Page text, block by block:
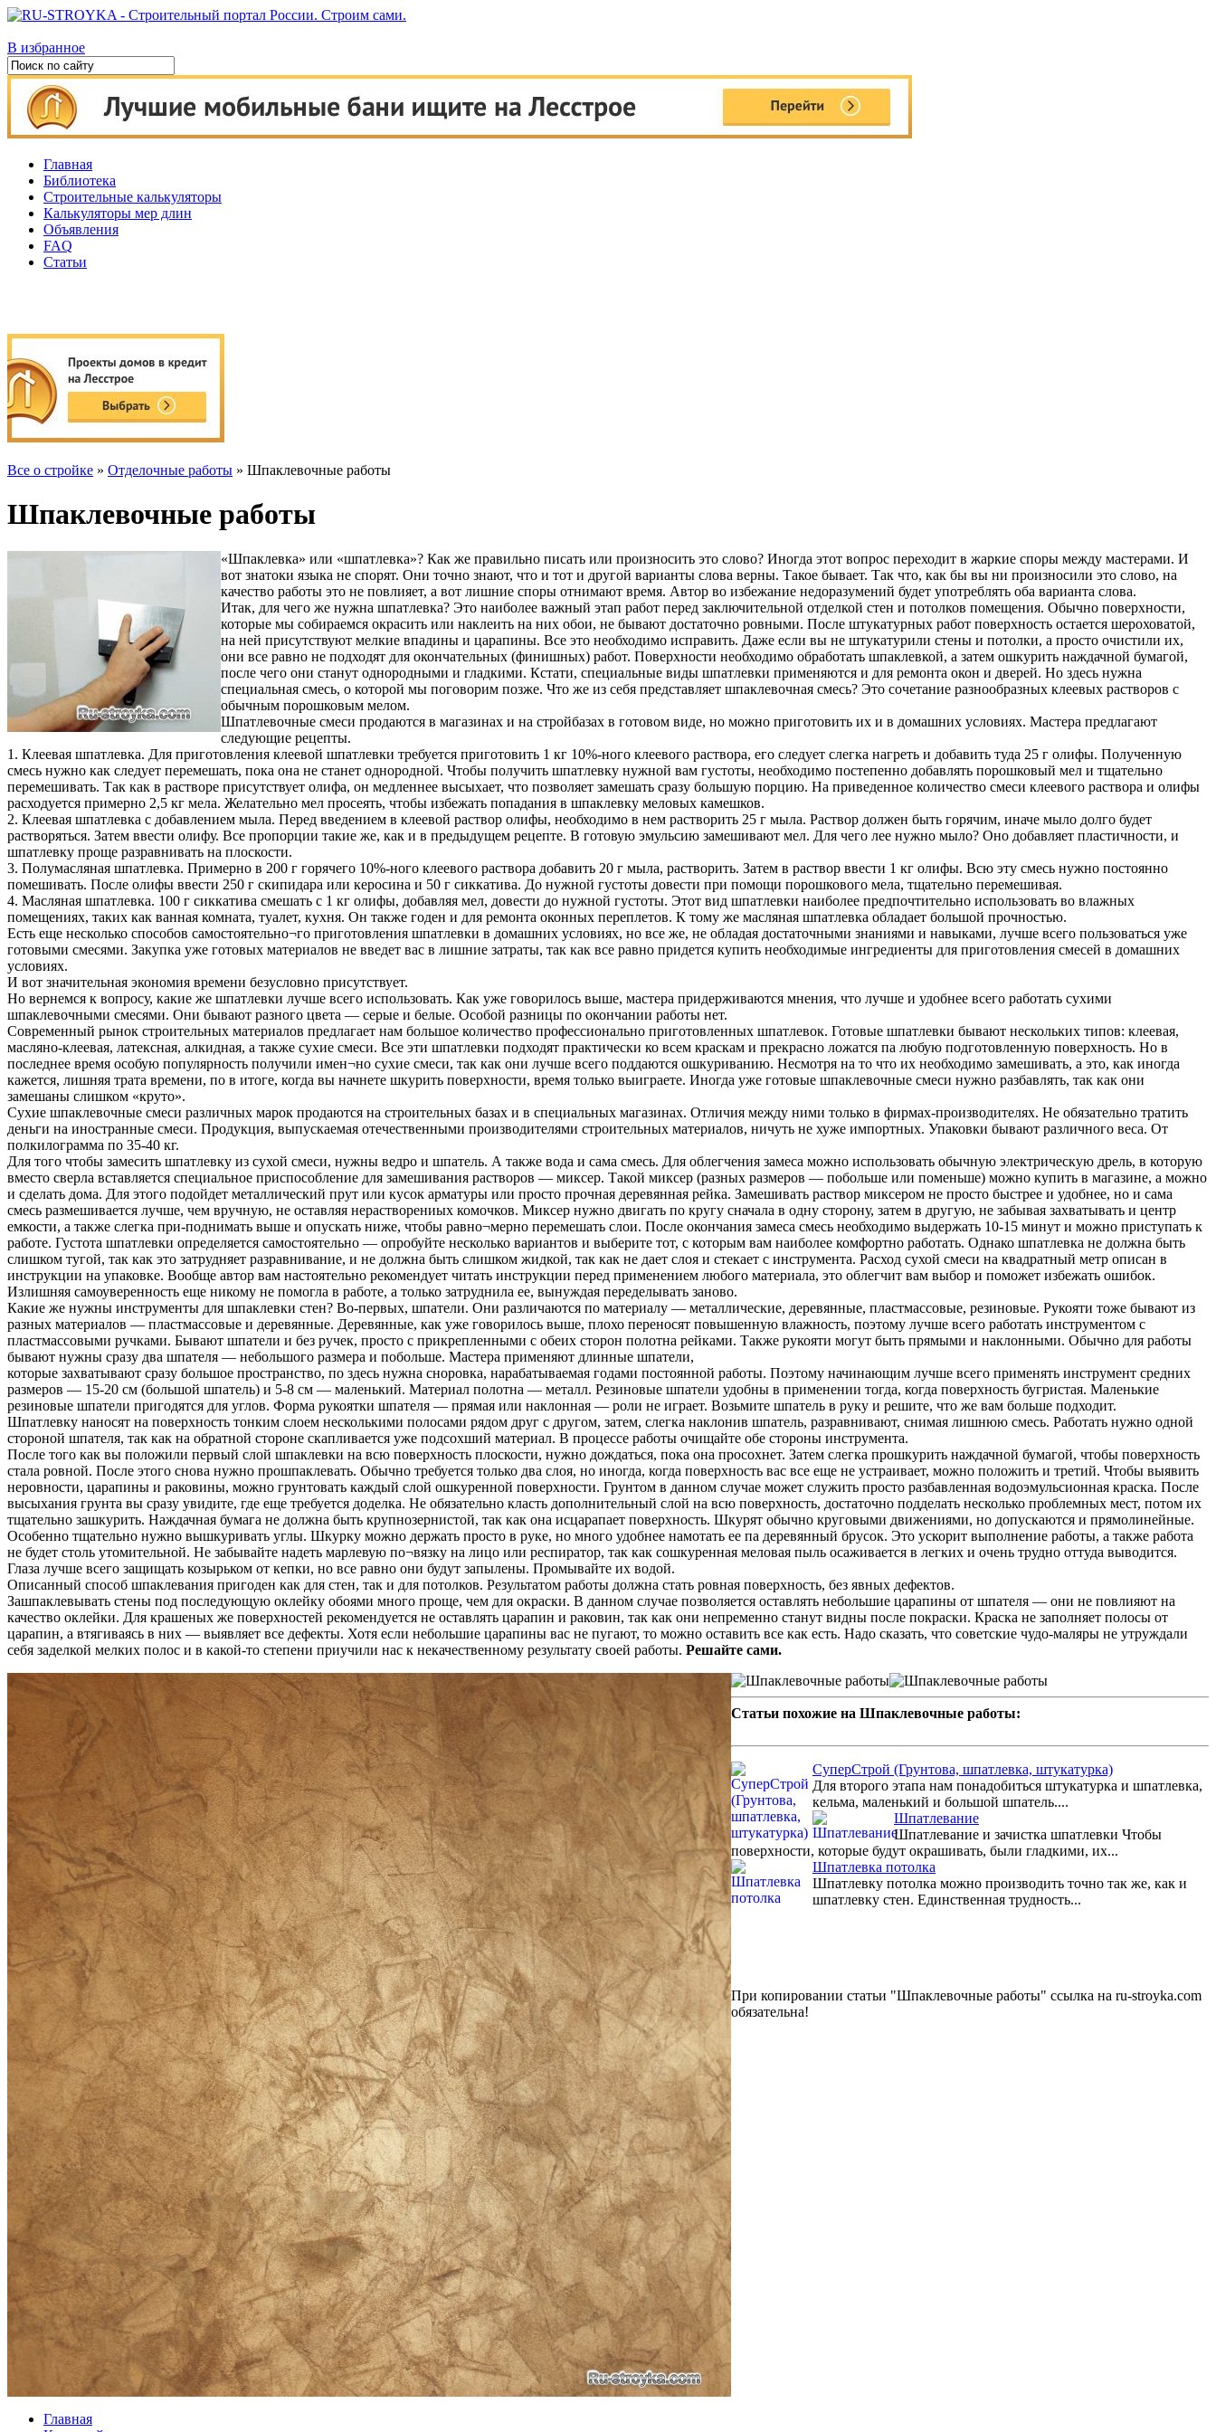
В избранное
Главная
Библиотека
Строительные калькуляторы
Калькуляторы мер длин
Объявления
FAQ
Статьи
Все о стройке » Отделочные работы » Шпаклевочные работы
Шпаклевочные работы
«Шпаклевка» или «шпатлевка»? Как же правильно писать или произносить это слово? Иногда этот вопрос переходит в жаркие споры между мастерами. И
вот знатоки языка не спорят. Они точно знают, что и тот и другой варианты слова верны. Такое бывает. Так что, как бы вы ни произносили это слово, на
качество работы это не повлияет, а вот лишние споры отнимают время. Автор во избежание недоразумений будет употреблять оба варианта слова.
Итак, для чего же нужна шпатлевка? Это наиболее важный этап работ перед заключительной отделкой стен и потолков помещения. Обычно поверхности,
которые мы собираемся окрасить или наклеить на них обои, не бывают достаточно ровными. После штукатурных работ поверхность остается шероховатой,
на ней присутствуют мелкие впадины и царапины. Все это необходимо исправить. Даже если вы не штукатурили стены и потолки, а просто очистили их,
они все равно не подходят для окончательных (финишных) работ. Поверхности необходимо обработать шпаклевкой, а затем ошкурить наждачной бумагой,
после чего они станут однородными и гладкими. Кстати, специальные виды шпатлевки применяются и для ремонта окон и дверей. Но здесь нужна
специальная смесь, о которой мы поговорим позже. Что же из себя представляет шпаклевочная смесь? Это сочетание разнообразных клеевых растворов с
обычным порошковым мелом.
Шпатлевочные смеси продаются в магазинах и на стройбазах в готовом виде, но можно приготовить их и в домашних условиях. Мастера предлагают
следующие рецепты.
1. Клеевая шпатлевка. Для приготовления клеевой шпатлевки требуется приготовить 1 кг 10%-ного клеевого раствора, его следует слегка нагреть и добавить туда 25 г олифы. Полученную
смесь нужно как следует перемешать, пока она не станет однородной. Чтобы получить шпатлевку нужной вам густоты, необходимо постепенно добавлять порошковый мел и тщательно
перемешивать. Так как в растворе присутствует олифа, он медленнее высыхает, что позволяет замешать сразу большую порцию. На приведенное количество смеси клеевого раствора и олифы
расходуется примерно 2,5 кг мела. Желательно мел просеять, чтобы избежать попадания в шпаклевку меловых камешков.
2. Клеевая шпатлевка с добавлением мыла. Перед введением в клеевой раствор олифы, необходимо в нем растворить 25 г мыла. Раствор должен быть горячим, иначе мыло долго будет
растворяться. Затем ввести олифу. Все пропорции такие же, как и в предыдущем рецепте. В готовую эмульсию замешивают мел. Для чего лее нужно мыло? Оно добавляет пластичности, и
шпатлевку проще разравнивать на плоскости.
3. Полумасляная шпатлевка. Примерно в 200 г горячего 10%-ного клеевого раствора добавить 20 г мыла, растворить. Затем в раствор ввести 1 кг олифы. Всю эту смесь нужно постоянно
помешивать. После олифы ввести 250 г скипидара или керосина и 50 г сиккатива. До нужной густоты довести при помощи порошкового мела, тщательно перемешивая.
4. Масляная шпатлевка. 100 г сиккатива смешать с 1 кг олифы, добавляя мел, довести до нужной густоты. Этот вид шпатлевки наиболее предпочтительно использовать во влажных
помещениях, таких как ванная комната, туалет, кухня. Он также годен и для ремонта оконных переплетов. К тому же масляная шпатлевка обладает большой прочностью.
Есть еще несколько способов самостоятельно¬го приготовления шпатлевки в домашних условиях, но все же, не обладая достаточными знаниями и навыками, лучше всего пользоваться уже
готовыми смесями. Закупка уже готовых материалов не введет вас в лишние затраты, так как все равно придется купить необходимые ингредиенты для приготовления смесей в домашних
условиях.
И вот значительная экономия времени безусловно присутствует.
Но вернемся к вопросу, какие же шпатлевки лучше всего использовать. Как уже говорилось выше, мастера придерживаются мнения, что лучше и удобнее всего работать сухими
шпаклевочными смесями. Они бывают разного цвета — серые и белые. Особой разницы по окончании работы нет.
Современный рынок строительных материалов предлагает нам большое количество профессионально приготовленных шпатлевок. Готовые шпатлевки бывают нескольких типов: клеевая,
масляно-клеевая, латексная, алкидная, а также сухие смеси. Все эти шпатлевки подходят практически ко всем краскам и прекрасно ложатся па любую подготовленную поверхность. Но в
последнее время особую популярность получили имен¬но сухие смеси, так как они лучше всего поддаются ошкуриванию. Несмотря на то что их необходимо замешивать, а это, как иногда
кажется, лишняя трата времени, по в итоге, когда вы начнете шкурить поверхности, время только выиграете. Иногда уже готовые шпаклевочные смеси нужно разбавлять, так как они
замешаны слишком «круто».
Сухие шпаклевочные смеси различных марок продаются на строительных базах и в специальных магазинах. Отличия между ними только в фирмах-производителях. Не обязательно тратить
деньги на иностранные смеси. Продукция, выпускаемая отечественными производителями строительных материалов, ничуть не хуже импортных. Упаковки бывают различного веса. От
полкилограмма по 35-40 кг.
Для того чтобы замесить шпатлевку из сухой смеси, нужны ведро и шпатель. А также вода и сама смесь. Для облегчения замеса можно использовать обычную электрическую дрель, в которую
вместо сверла вставляется специальное приспособление для замешивания растворов — миксер. Такой миксер (разных размеров — побольше или поменьше) можно купить в магазине, а можно
и сделать дома. Для этого подойдет металлический прут или кусок арматуры или просто прочная деревянная рейка. Замешивать раствор миксером не просто быстрее и удобнее, но и сама
смесь размешивается лучше, чем вручную, не оставляя нерастворениых комочков. Миксер нужно двигать по кругу сначала в одну сторону, затем в другую, не забывая захватывать и центр
емкости, а также слегка при-поднимать выше и опускать ниже, чтобы равно¬мерно перемешать слои. После окончания замеса смесь необходимо выдержать 10-15 минут и можно приступать к
работе. Густота шпатлевки определяется самостоятельно — опробуйте несколько вариантов и выберите тот, с которым вам наиболее комфортно работать. Однако шпатлевка не должна быть
слишком тугой, так как это затрудняет разравнивание, и не должна быть слишком жидкой, так как не дает слоя и стекает с инструмента. Расход сухой смеси на квадратный метр описан в
инструкции на упаковке. Вообще автор вам настоятельно рекомендует читать инструкции перед применением любого материала, это облегчит вам выбор и поможет избежать ошибок.
Излишняя самоуверенность еще никому не помогла в работе, а только затруднила ее, вынуждая переделывать заново.
Какие же нужны инструменты для шпаклевки стен? Во-первых, шпатели. Они различаются по материалу — металлические, деревянные, пластмассовые, резиновые. Рукояти тоже бывают из
разных материалов — пластмассовые и деревянные. Деревянные, как уже говорилось выше, плохо переносят повышенную влажность, поэтому лучше всего работать инструментом с
пластмассовыми ручками. Бывают шпатели и без ручек, просто с прикрепленными с обеих сторон полотна рейками. Также рукояти могут быть прямыми и наклонными. Обычно для работы
бывают нужны сразу два шпателя — небольшого размера и побольше. Мастера применяют длинные шпатели,
которые захватывают сразу большое пространство, по здесь нужна сноровка, нарабатываемая годами постоянной работы. Поэтому начинающим лучше всего применять инструмент средних
размеров — 15-20 см (большой шпатель) и 5-8 см — маленький. Материал полотна — металл. Резиновые шпатели удобны в применении тогда, когда поверхность бугристая. Маленькие
резиновые шпатели пригодятся для углов. Форма рукоятки шпателя — прямая или наклонная — роли не играет. Возьмите шпатель в руку и решите, что же вам больше подходит.
Шпатлевку наносят на поверхность тонким слоем несколькими полосами рядом друг с другом, затем, слегка наклонив шпатель, разравнивают, снимая лишнюю смесь. Работать нужно одной
стороной шпателя, так как на обратной стороне скапливается уже подсохший материал. В процессе работы очищайте обе стороны инструмента.
После того как вы положили первый слой шпаклевки на всю поверхность плоскости, нужно дождаться, пока она просохнет. Затем слегка прошкурить наждачной бумагой, чтобы поверхность
стала ровной. После этого снова нужно прошпаклевать. Обычно требуется только два слоя, но иногда, когда поверхность вас все еще не устраивает, можно положить и третий. Чтобы выявить
неровности, царапины и раковины, можно грунтовать каждый слой ошкуренной поверхности. Грунтом в данном случае может служить просто разбавленная водоэмульсионная краска. После
высыхания грунта вы сразу увидите, где еще требуется доделка. Не обязательно класть дополнительный слой на всю поверхность, достаточно подделать несколько проблемных мест, потом их
тщательно зашкурить. Наждачная бумага не должна быть крупнозернистой, так как она исцарапает поверхность. Шкурят обычно круговыми движениями, но допускаются и прямолинейные.
Особенно тщательно нужно вышкуривать углы. Шкурку можно держать просто в руке, но много удобнее намотать ее па деревянный брусок. Это ускорит выполнение работы, а также работа
не будет столь утомительной. Не забывайте надеть марлевую по¬вязку на лицо или респиратор, так как сошкуренная меловая пыль осаживается в легких и очень трудно оттуда выводится.
Глаза лучше всего защищать козырьком от кепки, но все равно они будут запылены. Промывайте их водой.
Описанный способ шпаклевания пригоден как для стен, так и для потолков. Результатом работы должна стать ровная поверхность, без явных дефектов.
Зашпаклевывать стены под последующую оклейку обоями много проще, чем для окраски. В данном случае позволяется оставлять небольшие царапины от шпателя — они не повлияют на
качество оклейки. Для крашеных же поверхностей рекомендуется не оставлять царапин и раковин, так как они непременно станут видны после покраски. Краска не заполняет полосы от
царапин, а втягиваясь в них — выявляет все дефекты. Хотя если небольшие царапины вас не пугают, то можно оставить все как есть. Надо сказать, что советские чудо-маляры не утруждали
себя заделкой мелких полос и в какой-то степени приучили нас к некачественному результату своей работы. Решайте сами.
Статьи похожие на Шпаклевочные работы:
СуперСтрой (Грунтова, шпатлевка, штукатурка)
Для второго этапа нам понадобиться штукатурка и шпатлевка,
кельма, маленький и большой шпатель....
Шпатлевание
Шпатлевание и зачистка шпатлевки Чтобы
поверхности, которые будут окрашивать, были гладкими, их...
Шпатлевка потолка
Шпатлевку потолка можно производить точно так же, как и
шпатлевку стен. Единственная трудность...
При копировании статьи "Шпаклевочные работы" ссылка на ru-stroyka.com
обязательна!
Главная